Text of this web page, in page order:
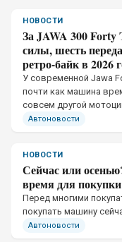
НОВОСТИ
За JAWA 300 Forty
силы, шесть
ретро-байк в 2026
У современной Jawa
почти как машина
совсем другой
Автоновости
НОВОСТИ
Сейчас или
время для
Перед многими
покупать машину
Автоновости